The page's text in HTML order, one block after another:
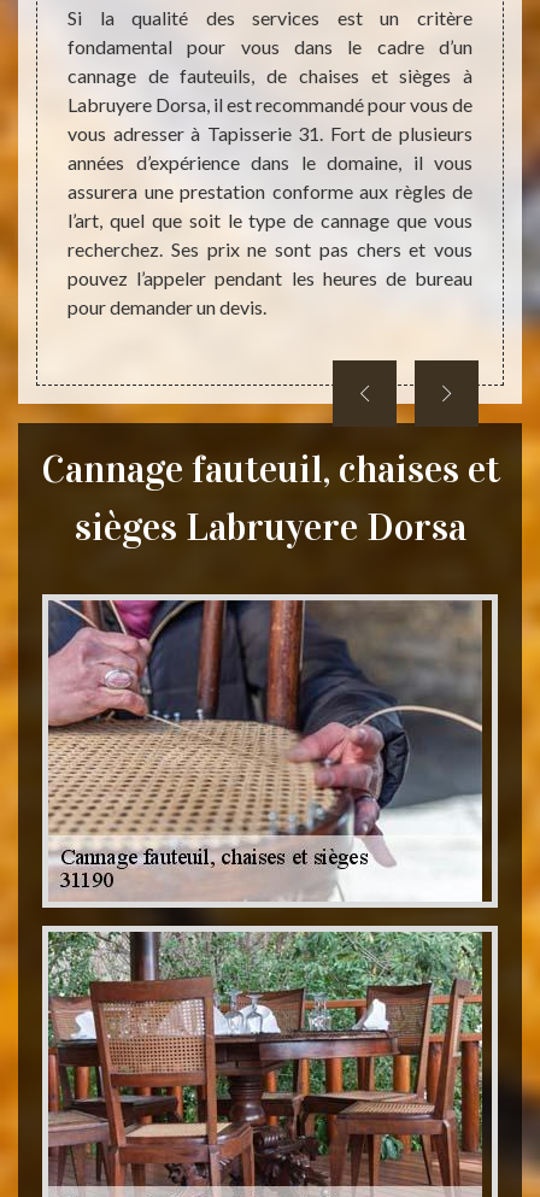
à
sont
Il est
de
vos
par
du
Si la qualité des services est un critère
fondamental pour vous dans le cadre d’un
cannage de fauteuils, de chaises et sièges à
Labruyere Dorsa, il est recommandé pour vous de
vous adresser à Tapisserie 31. Fort de plusieurs
années d’expérience dans le domaine, il vous
assurera une prestation conforme aux règles de
l’art, quel que soit le type de cannage que vous
recherchez. Ses prix ne sont pas chers et vous
pouvez l’appeler pendant les heures de bureau
pour demander un devis.
idée.
une
de
des
Cannage fauteuil, chaises et
sièges Labruyere Dorsa